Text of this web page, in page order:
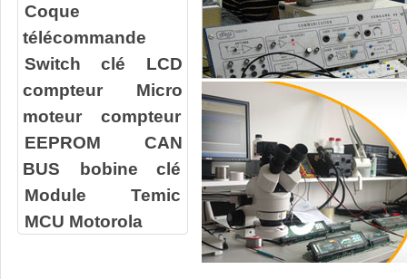
Coque
télécommande
Switch clé
LCD
compteur
Micro
moteur compteur
EEPROM
CAN
BUS
bobine clé
Module Temic
MCU Motorola